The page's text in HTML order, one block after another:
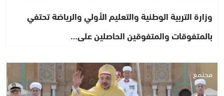
وزارة التربية الوطنية والتعليم الأولي والرياضة تحتفي
بالمتفوقات والمتفوقين الحاصلين على…
مجتمع